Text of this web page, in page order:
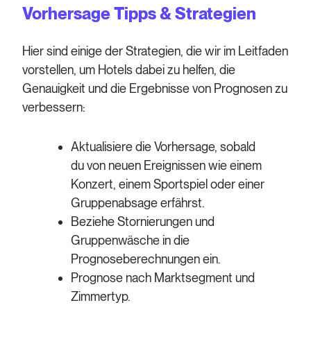
Vorhersage Tipps & Strategien
Hier sind einige der Strategien, die wir im Leitfaden
vorstellen, um Hotels dabei zu helfen, die
Genauigkeit und die Ergebnisse von Prognosen zu
verbessern:
Aktualisiere die Vorhersage, sobald
du von neuen Ereignissen wie einem
Konzert, einem Sportspiel oder einer
Gruppenabsage erfährst.
Beziehe Stornierungen und
Gruppenwäsche in die
Prognoseberechnungen ein.
Prognose nach Marktsegment und
Zimmertyp.